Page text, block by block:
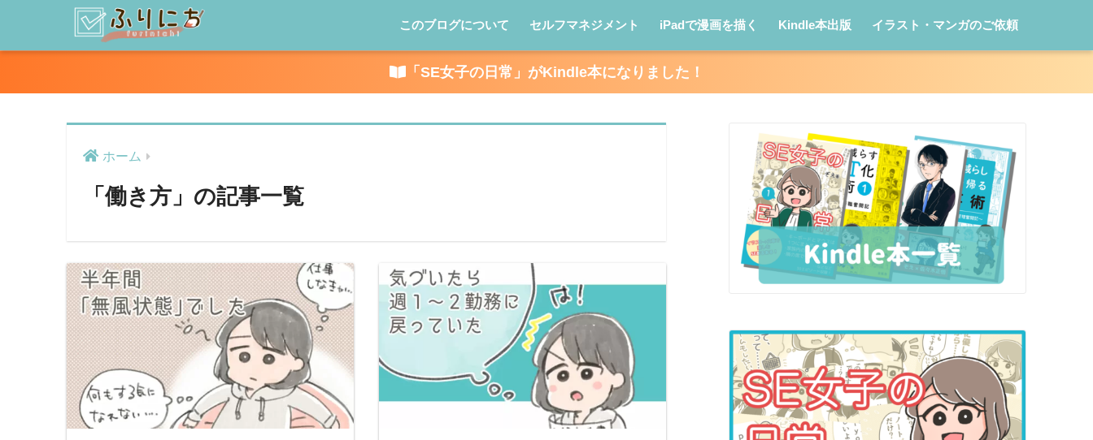
このブログについて セルフマネジメント iPadで漫画を描く Kindle本出版 イラスト・マンガのご依頼
「SE女子の日常」がKindle本になりました！
ホーム
「働き方」の記事一覧